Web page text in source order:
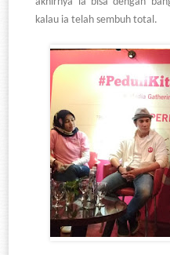
kalau ia telah sembuh total.